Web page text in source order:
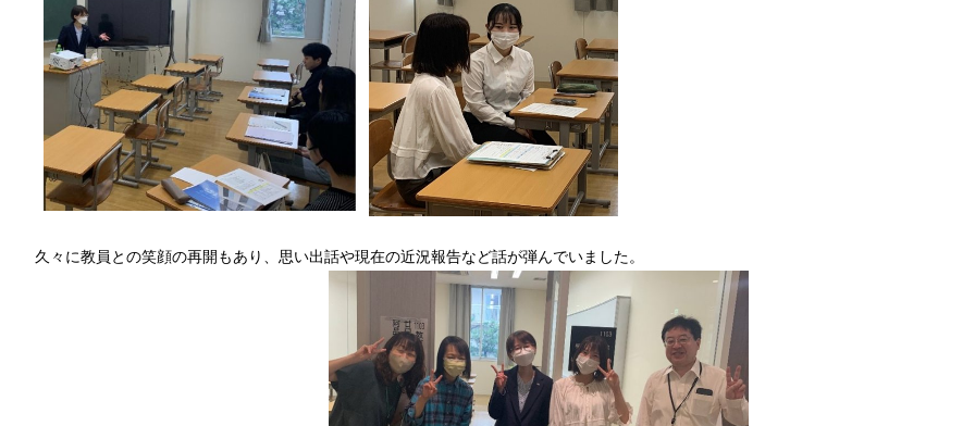
久々に教員との笑顔の再開もあり、思い出話や現在の近況報告など話が弾んでいました。